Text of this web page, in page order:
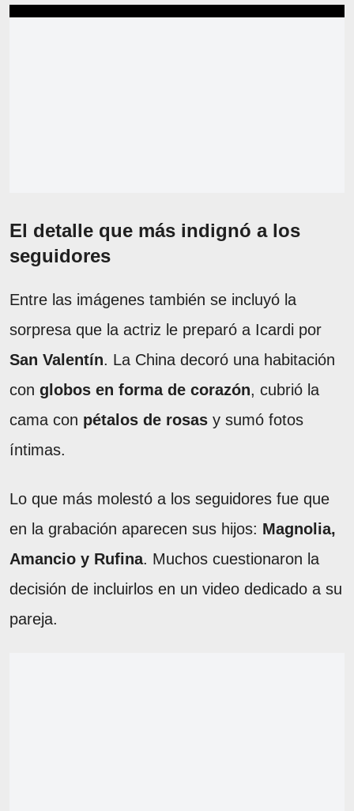
El detalle que más indignó a los
seguidores
Entre las imágenes también se incluyó la
sorpresa que la actriz le preparó a Icardi por
San Valentín. La China decoró una habitación
con globos en forma de corazón, cubrió la
cama con pétalos de rosas y sumó fotos
íntimas.
Lo que más molestó a los seguidores fue que
en la grabación aparecen sus hijos: Magnolia,
Amancio y Rufina. Muchos cuestionaron la
decisión de incluirlos en un video dedicado a su
pareja.